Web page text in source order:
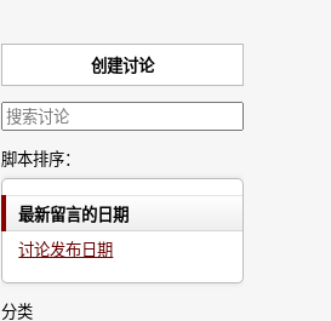
创建讨论
脚本排序：
最新留言的日期
讨论发布日期
分类